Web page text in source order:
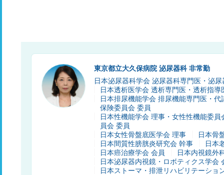
東京都立大久保病院 泌尿器科 非常勤
日本泌尿器科学会 泌尿器科専門医・泌
日本透析医学会 透析専門医・透析指導
日本排尿機能学会 排尿機能専門医・
保険委員会 委員
日本性機能学会 理事・女性性機能委
員会 委員
日本女性骨盤底医学会 理事
日本骨
日本間質性膀胱炎研究会 幹事
日本
日本癌治療学会 会員
日本内視鏡外
日本泌尿器内視鏡・ロボティクス学会
日本ストーマ・排泄リハビリテーショ